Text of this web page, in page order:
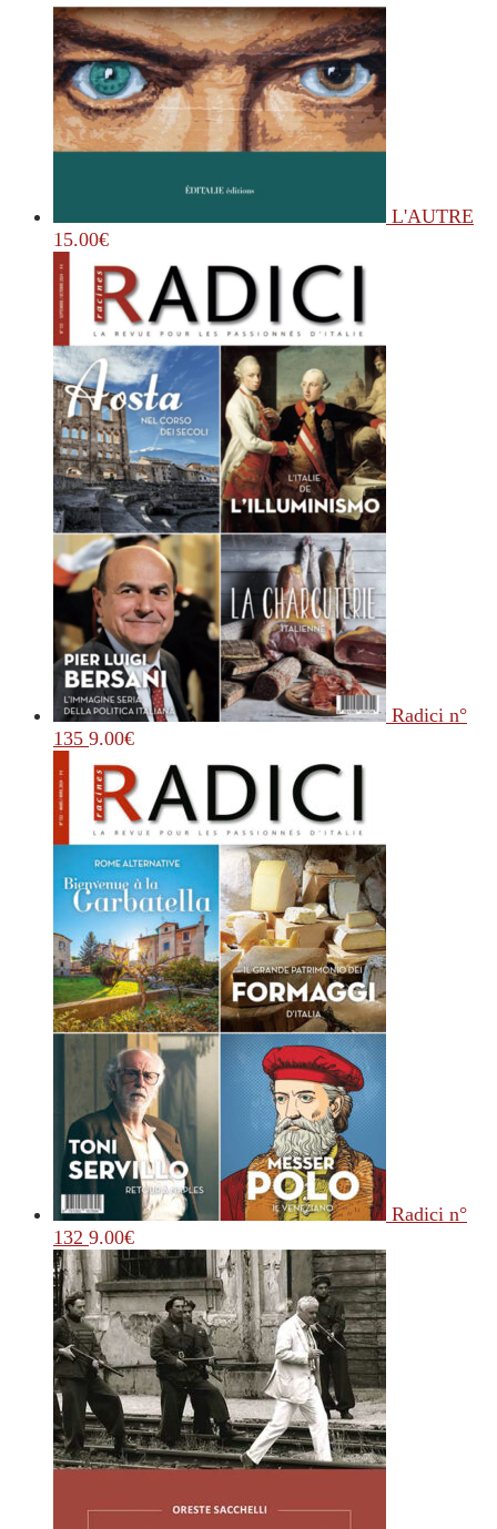
L'AUTRE
15.00€
Radici n°
135 9.00€
Radici n°
132 9.00€